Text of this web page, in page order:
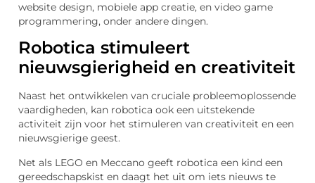
website design, mobiele app creatie, en video game
programmering, onder andere dingen.
Robotica stimuleert
nieuwsgierigheid en creativiteit
Naast het ontwikkelen van cruciale probleemoplossende
vaardigheden, kan robotica ook een uitstekende
activiteit zijn voor het stimuleren van creativiteit en een
nieuwsgierige geest.
Net als LEGO en Meccano geeft robotica een kind een
gereedschapskist en daagt het uit om iets nieuws te